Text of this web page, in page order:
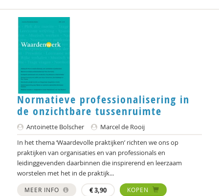
Barbara van der Steen
Fernando Suárez Müller
Fernando Suárez-Müller
Caroline Suransky
Hans Tenwolde
Herma Tigchelaar
Guus Timmerman
Hüseyin usam
Hans van Dartel
Normatieve professionalisering in
de onzichtbare tussenruimte
Antoinette Bolscher
Marcel de Rooij
In het thema ‘Waardevolle praktijken’ richten we ons op
praktijken van organisaties en van professionals en
leidinggevenden daarbinnen die inspirerend en leerzaam
worstelen met het in de praktijk...
MEER INFO €3,90
KOPEN